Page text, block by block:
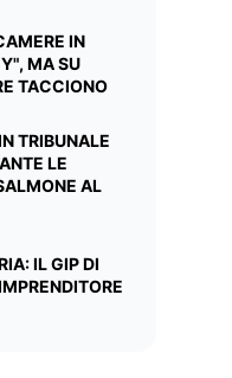
IN
MA SU
TACCIONO
TRIBUNALE
LE
AL
IL GIP DI